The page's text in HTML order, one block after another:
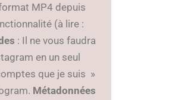
MP4 depuis
(à lire :
: Il ne vous faudra
en un seul
que je suis »
Métadonnées